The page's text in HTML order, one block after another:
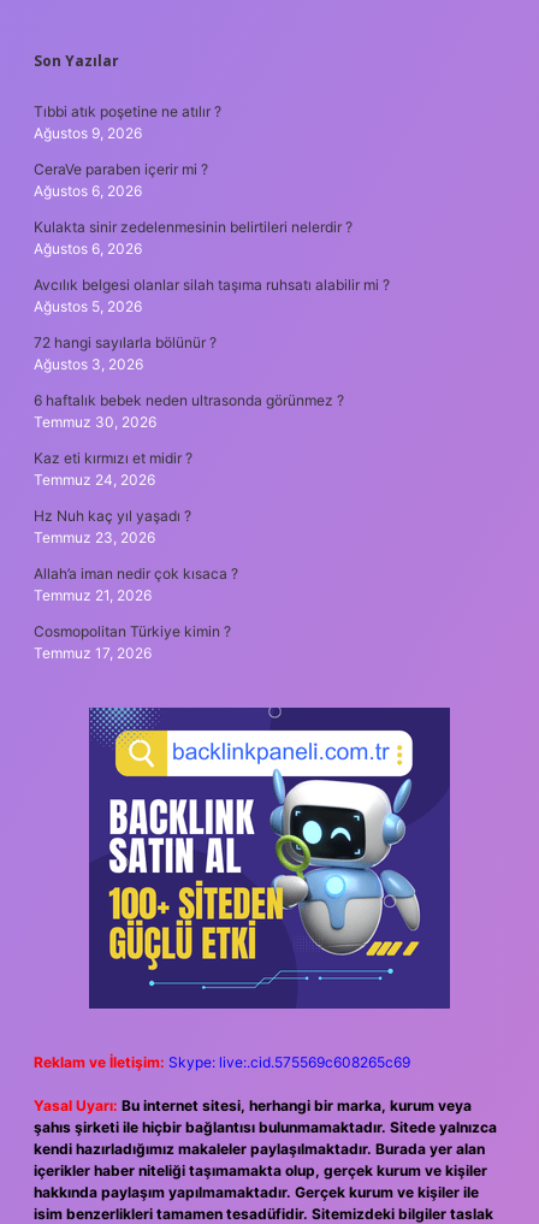
SIDEBAR
Son Yazılar
Tıbbi atık poşetine ne atılır ?
Ağustos 9, 2026
CeraVe paraben içerir mi ?
Ağustos 6, 2026
Kulakta sinir zedelenmesinin belirtileri nelerdir ?
Ağustos 6, 2026
Avcılık belgesi olanlar silah taşıma ruhsatı alabilir mi ?
Ağustos 5, 2026
72 hangi sayılarla bölünür ?
Ağustos 3, 2026
6 haftalık bebek neden ultrasonda görünmez ?
Temmuz 30, 2026
Kaz eti kırmızı et midir ?
Temmuz 24, 2026
Hz Nuh kaç yıl yaşadı ?
Temmuz 23, 2026
Allah’a iman nedir çok kısaca ?
Temmuz 21, 2026
Cosmopolitan Türkiye kimin ?
Temmuz 17, 2026
Reklam ve İletişim: Skype: live:.cid.575569c608265c69
Yasal Uyarı: Bu internet sitesi, herhangi bir marka, kurum veya
şahıs şirketi ile hiçbir bağlantısı bulunmamaktadır. Sitede yalnızca
kendi hazırladığımız makaleler paylaşılmaktadır. Burada yer alan
içerikler haber niteliği taşımamakta olup, gerçek kurum ve kişiler
hakkında paylaşım yapılmamaktadır. Gerçek kurum ve kişiler ile
isim benzerlikleri tamamen tesadüfidir. Sitemizdeki bilgiler taslak